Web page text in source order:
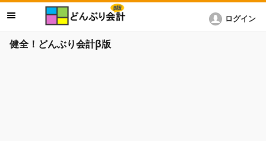
健全！どんぶり会計β版
ログイン